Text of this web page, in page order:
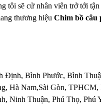
tôi sẽ cử nhân viên trở tới
thương hiệu Chim bồ câu
Định, Bình Phước, Bình
Hà Nam,Sài Gòn, TPHCM,
Ninh Thuận, Phú Thọ, Phú